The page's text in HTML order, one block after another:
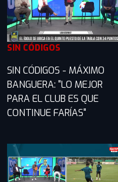
SIN CÓDIGOS
SIN CÓDIGOS - MÁXIMO
BANGUERA: "LO MEJOR
PARA EL CLUB ES QUE
CONTINUE FARÍAS"